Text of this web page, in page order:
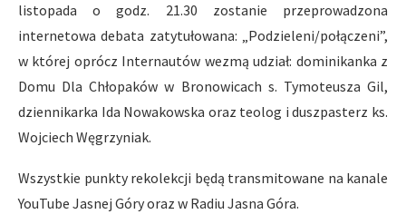
listopada o godz. 21.30 zostanie przeprowadzona
internetowa debata zatytułowana: „Podzieleni/połączeni”,
w której oprócz Internautów wezmą udział: dominikanka z
Domu Dla Chłopaków w Bronowicach s. Tymoteusza Gil,
dziennikarka Ida Nowakowska oraz teolog i duszpasterz ks.
Wojciech Węgrzyniak.
Wszystkie punkty rekolekcji będą transmitowane na kanale
YouTube Jasnej Góry oraz w Radiu Jasna Góra.